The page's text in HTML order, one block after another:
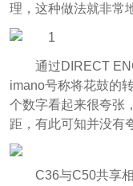
理，这种做法就非常
通过DIRECT
imano号称将花鼓的
个数字看起来很夸张
距，有此可知并没有
C36与C50共享